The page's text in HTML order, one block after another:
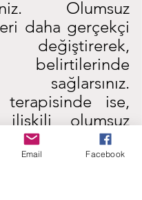
Olumsuz
daha gerçekçi
değiştirerek,
sağlarsınız.
terapisinde ise,
ilişkili olumsuz
azaltmak için
Email Facebook